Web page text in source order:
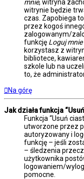
mnie, witryna
witrynie będzie
czas. Zapobiega
przez kogoś
zalogowanym/
funkcję Loguj
korzystasz z
bibliotece,
szkole lub na
to, że administrator
Na górę
Jak działa funkcja
Funkcja “Usuń
utworzone przez
autoryzowany i
funkcję – jeśli
– śledzenia
użytkownika
logowaniem/
pomocne.